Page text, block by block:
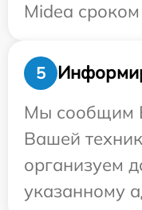
Midea
5
Мы сообщим
Вашей
организуем
указанному